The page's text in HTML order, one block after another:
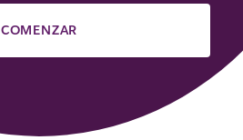
COMENZAR